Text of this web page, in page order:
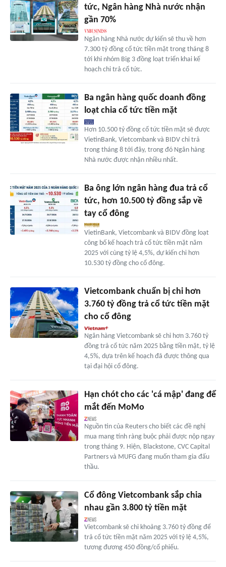
tức, Ngân hàng Nhà nước nhận
gần 70%
Ngân hàng Nhà nước dự kiến sẽ thu về hơn
7.300 tỷ đồng cổ tức tiền mặt trong tháng 8
tới khi nhóm Big 3 đồng loạt triển khai kế
hoạch chi trả cổ tức.
Ba ngân hàng quốc doanh đồng
loạt chia cổ tức tiền mặt
Hơn 10.500 tỷ đồng cổ tức tiền mặt sẽ được
VietinBank, Vietcombank và BIDV chi trả
trong tháng 8 tới đây, trong đó Ngân hàng
Nhà nước được nhận nhiều nhất.
Ba ông lớn ngân hàng đua trả cổ
tức, hơn 10.500 tỷ đồng sắp về
tay cổ đông
VietinBank, Vietcombank và BIDV đồng loạt
công bố kế hoạch trả cổ tức tiền mặt năm
2025 với cùng tỷ lệ 4,5%, dự kiến chi hơn
10.530 tỷ đồng cho cổ đông.
Vietcombank chuẩn bị chi hơn
3.760 tỷ đồng trả cổ tức tiền mặt
cho cổ đông
Ngân hàng Vietcombank sẽ chi hơn 3.760 tỷ
đồng trả cổ tức năm 2025 bằng tiền mặt, tỷ lệ
4,5%, dựa trên kế hoạch đã được thông qua
tại đại hội cổ đông.
Hạn chót cho các 'cá mập' đang để
mắt đến MoMo
Nguồn tin của Reuters cho biết các đề nghị
mua mang tính ràng buộc phải được nộp ngay
trong tháng 9. Hiện, Blackstone, CVC Capital
Partners và MUFG đang muốn tham gia đấu
thầu.
Cổ đông Vietcombank sắp chia
nhau gần 3.800 tỷ tiền mặt
Vietcombank sẽ chi khoảng 3.760 tỷ đồng để
trả cổ tức tiền mặt năm 2025 với tỷ lệ 4,5%,
tương đương 450 đồng/cổ phiếu.